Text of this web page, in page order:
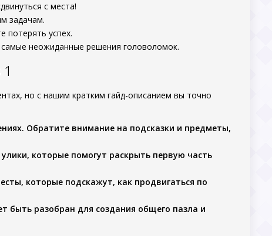
с места!
задачам.
потерять успех.
неожиданные решения головоломок.
но с нашим кратким гайд-описанием вы точно
Обратите внимание на подсказки и предметы,
которые помогут раскрыть первую часть
которые подскажут, как продвигаться по
быть разобран для создания общего пазла и